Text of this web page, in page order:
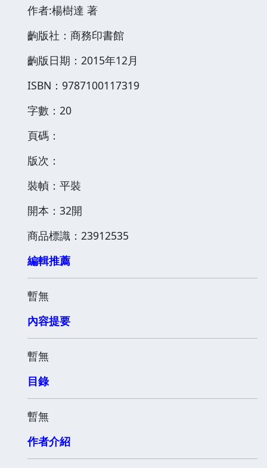
作者:楊樹達 著
齣版社：商務印書館
齣版日期：2015年12月
ISBN：9787100117319
字數：20
頁碼：
版次：
裝幀：平裝
開本：32開
商品標識：23912535
編輯推薦
暫無
內容提要
暫無
目錄
暫無
作者介紹